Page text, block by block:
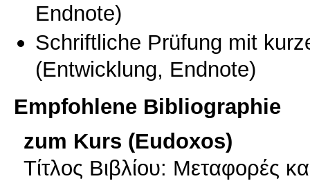
Endnote)
Schriftliche Prüfung mit
(Entwicklung, Endnote)
Empfohlene Bibliographie
zum Kurs (Eudoxos)
Τίτλος Βιβλίου: Μεταφορές